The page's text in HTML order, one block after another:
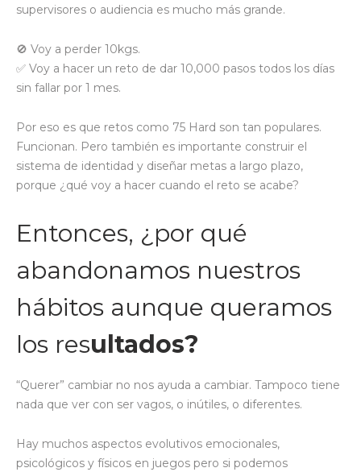
supervisores o audiencia es mucho más grande.
🚫 Voy a perder 10kgs.
✅ Voy a hacer un reto de dar 10,000 pasos todos los días
sin fallar por 1 mes.
Por eso es que retos como 75 Hard son tan populares.
Funcionan. Pero también es importante construir el
sistema de identidad y diseñar metas a largo plazo,
porque ¿qué voy a hacer cuando el reto se acabe?
Entonces, ¿por qué
abandonamos nuestros
hábitos aunque queramos
los resultados?
“Querer” cambiar no nos ayuda a cambiar. Tampoco tiene
nada que ver con ser vagos, o inútiles, o diferentes.
Hay muchos aspectos evolutivos emocionales,
psicológicos y físicos en juegos pero si podemos